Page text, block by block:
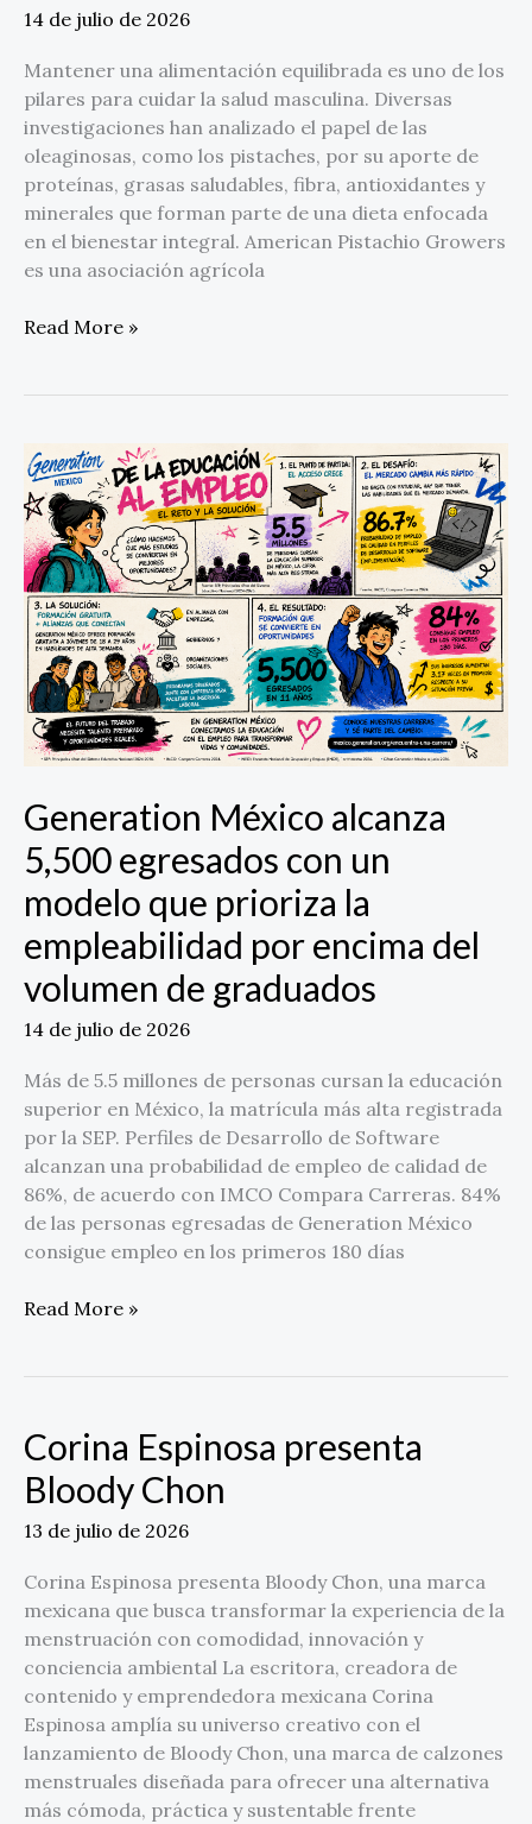
14 de julio de 2026
Mantener una alimentación equilibrada es uno de los
pilares para cuidar la salud masculina. Diversas
investigaciones han analizado el papel de las
oleaginosas, como los pistaches, por su aporte de
proteínas, grasas saludables, fibra, antioxidantes y
minerales que forman parte de una dieta enfocada
en el bienestar integral. American Pistachio Growers
es una asociación agrícola
Read More »
Generation México alcanza
5,500 egresados con un
modelo que prioriza la
empleabilidad por encima del
volumen de graduados
14 de julio de 2026
Más de 5.5 millones de personas cursan la educación
superior en México, la matrícula más alta registrada
por la SEP. Perfiles de Desarrollo de Software
alcanzan una probabilidad de empleo de calidad de
86%, de acuerdo con IMCO Compara Carreras. 84%
de las personas egresadas de Generation México
consigue empleo en los primeros 180 días
Generation
México
alcanza
5,500
egresados
con
un
modelo
que
prioriza
la
empleabilidad
encima
del
volumen
de
graduados
Read More »
Corina Espinosa presenta
Bloody Chon
13 de julio de 2026
Corina Espinosa presenta Bloody Chon, una marca
mexicana que busca transformar la experiencia de la
menstruación con comodidad, innovación y
conciencia ambiental La escritora, creadora de
contenido y emprendedora mexicana Corina
Espinosa amplía su universo creativo con el
lanzamiento de Bloody Chon, una marca de calzones
menstruales diseñada para ofrecer una alternativa
más cómoda, práctica y sustentable frente
Corina
Espinosa
presenta
Bloody